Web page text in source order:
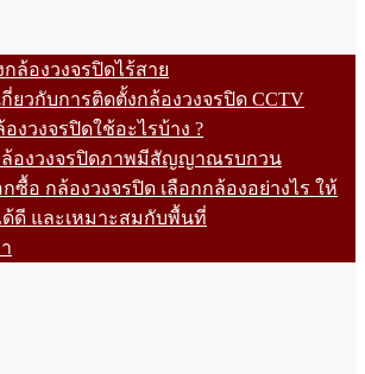
ล้องวงจรปิดไร้สาย
ยวกับการติดตั้งกล้องวงจรปิด CCTV
งวงจรปิดใช้อะไรบ้าง ?
องวงจรปิดภาพมีสัญญาณรบกวน
กซื้อ กล้องวงจรปิด เลือกกล้องอย่างไร ให้
ด้ดี และเหมาะสมกับพื้นที่